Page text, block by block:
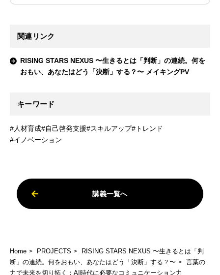
関連リンク
RISING STARS NEXUS 〜生きるとは「判断」の連続。何を
おもい、あなたはどう「決断」する？〜 メイキングPV
キーワード
#人材育成#自己啓発支援#スキルアップ#トレンド
#イノベーション
講義一覧へ
Home PROJECTS
RISING STARS NEXUS 〜生きるとは「判
断」の連続。何をおもい、あなたはどう「決断」する？〜
言葉の
力で未来を切り拓く：AI時代に必要なコミュニケーション力